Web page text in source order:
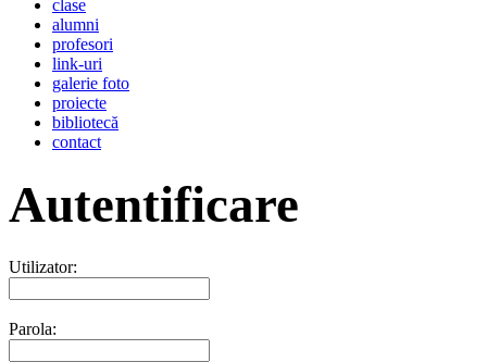
clase
alumni
profesori
link-uri
galerie foto
proiecte
bibliotecă
contact
Autentificare
Utilizator:
Parola: